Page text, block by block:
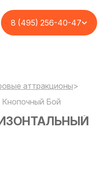
8 (495) 256-40-47
аттракционы>
Кнопочный Бой